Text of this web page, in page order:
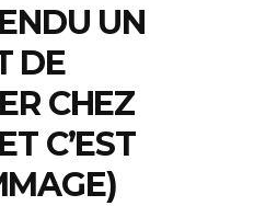
UN
DE
CHEZ
C’EST